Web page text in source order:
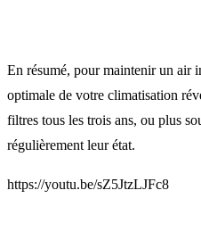
En résumé, pour maintenir un air
optimale de votre climatisation
filtres tous les trois ans, ou plus
régulièrement leur état.
https://youtu.be/sZ5JtzLJFc8